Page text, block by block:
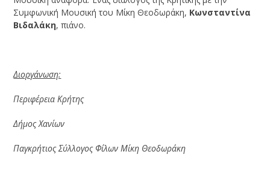
Συμφωνική Μουσική του Μίκη Θεοδωράκη, Κωνσταντίνα
Βιδαλάκη, πιάνο.
Διοργάνωση:
Περιφέρεια Κρήτης
Δήμος Χανίων
Παγκρήτιος Σύλλογος Φίλων Μίκη Θεοδωράκη